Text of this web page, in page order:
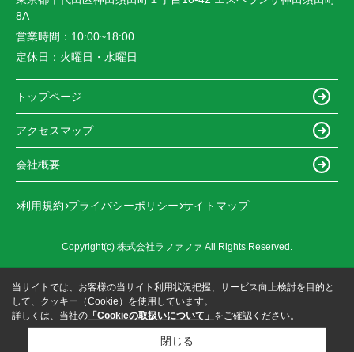
8A
営業時間： 10:00~18:00
定休日： 火曜日・水曜日
トップページ
アクセスマップ
会社概要
利用規約 プライバシーポリシー サイトマップ
Copyright(c) 株式会社ラファファ All Rights Reserved.
当サイトでは、お客様の当サイト利用状況把握、サービス向上検討を目的と
して、クッキー（Cookie）を使用しています。
詳しくは、当社の 「Cookieの取扱いについて」 をご確認ください。
閉じる